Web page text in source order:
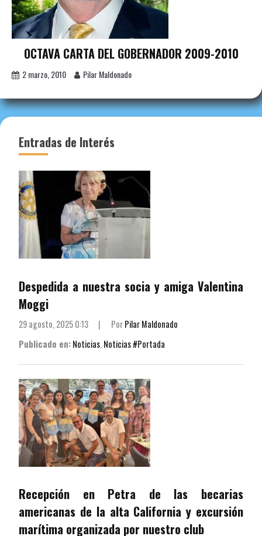
OCTAVA CARTA DEL GOBERNADOR 2009-2010
2 marzo, 2010 Pilar Maldonado
Entradas de Interés
Despedida a nuestra socia y amiga Valentina
Moggi
29 agosto, 2025 0:13 | PorPilar Maldonado
Publicado en:Noticias,Noticias #Portada
Recepción en Petra de las becarias
americanas de la alta California y excursión
marítima organizada por nuestro club